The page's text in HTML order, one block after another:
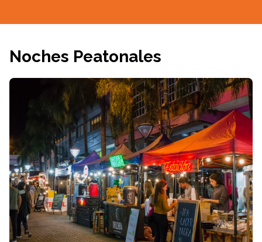
Noches Peatonales